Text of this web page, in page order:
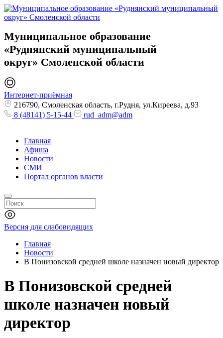
Муниципальное образование
«Руднянский муниципальный
округ» Смоленской области
Интернет-приёмная
216790, Смоленская область, г.Рудня, ул.Киреева, д.93
8 (48141) 5-15-44
rud_adm@adm
Главная
Афиша
Новости
СМИ
Портал органов власти
Версия для слабовидящих
Главная
Новости
В Понизовской средней школе назначен новый директор
В Понизовской средней
школе назначен новый
директор